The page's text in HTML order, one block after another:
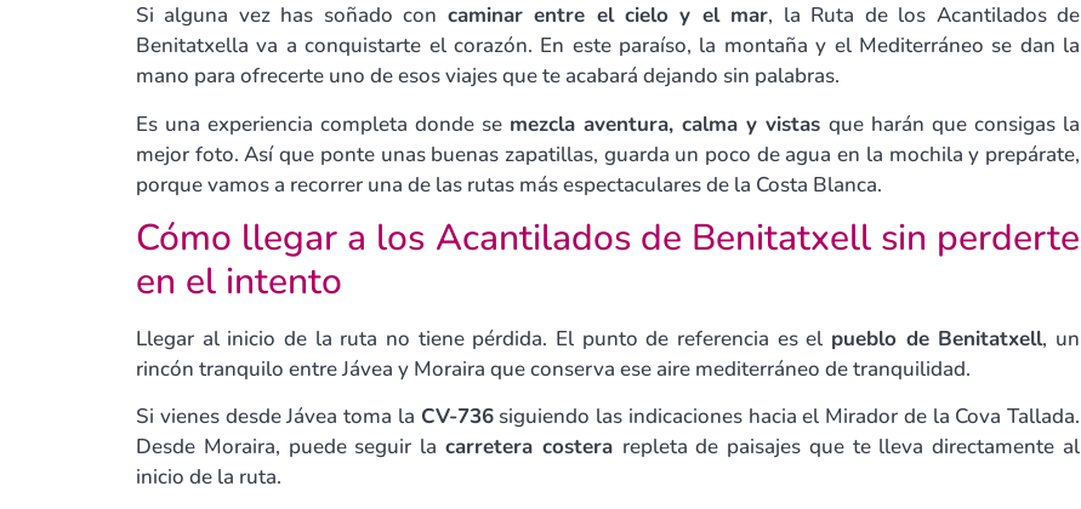
Si alguna vez has soñado con caminar entre el cielo y el mar, la Ruta de los Acantilados de
Benitatxella va a conquistarte el corazón. En este paraíso, la montaña y el Mediterráneo se dan la
mano para ofrecerte uno de esos viajes que te acabará dejando sin palabras.
Es una experiencia completa donde se mezcla aventura, calma y vistas que harán que consigas la
mejor foto. Así que ponte unas buenas zapatillas, guarda un poco de agua en la mochila y prepárate,
porque vamos a recorrer una de las rutas más espectaculares de la Costa Blanca.
Cómo llegar a los Acantilados de Benitatxell sin perderte
en el intento
Llegar al inicio de la ruta no tiene pérdida. El punto de referencia es el pueblo de Benitatxell, un
rincón tranquilo entre Jávea y Moraira que conserva ese aire mediterráneo de tranquilidad.
Si vienes desde Jávea toma la CV-736siguiendo las indicaciones hacia el Mirador de la Cova Tallada.
Desde Moraira, puede seguir la carretera costera repleta de paisajes que te lleva directamente al
inicio de la ruta.